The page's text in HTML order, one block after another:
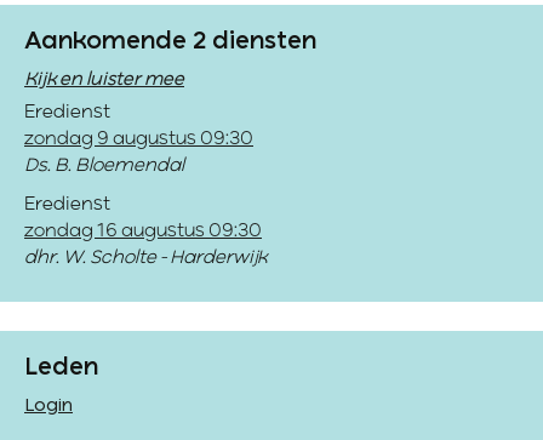
Aankomende 2 diensten
Kijk en luister mee
Eredienst
zondag 9 augustus 09:30
Ds. B. Bloemendal
Eredienst
zondag 16 augustus 09:30
dhr. W. Scholte - Harderwijk
Leden
Login